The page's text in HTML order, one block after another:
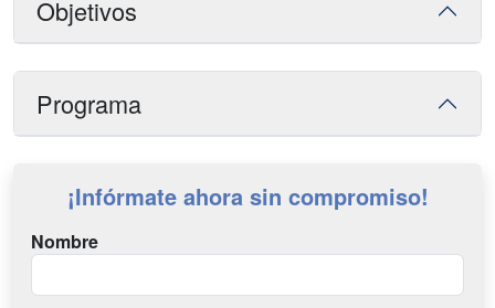
Objetivos
Programa
¡Infórmate ahora sin compromiso!
Nombre